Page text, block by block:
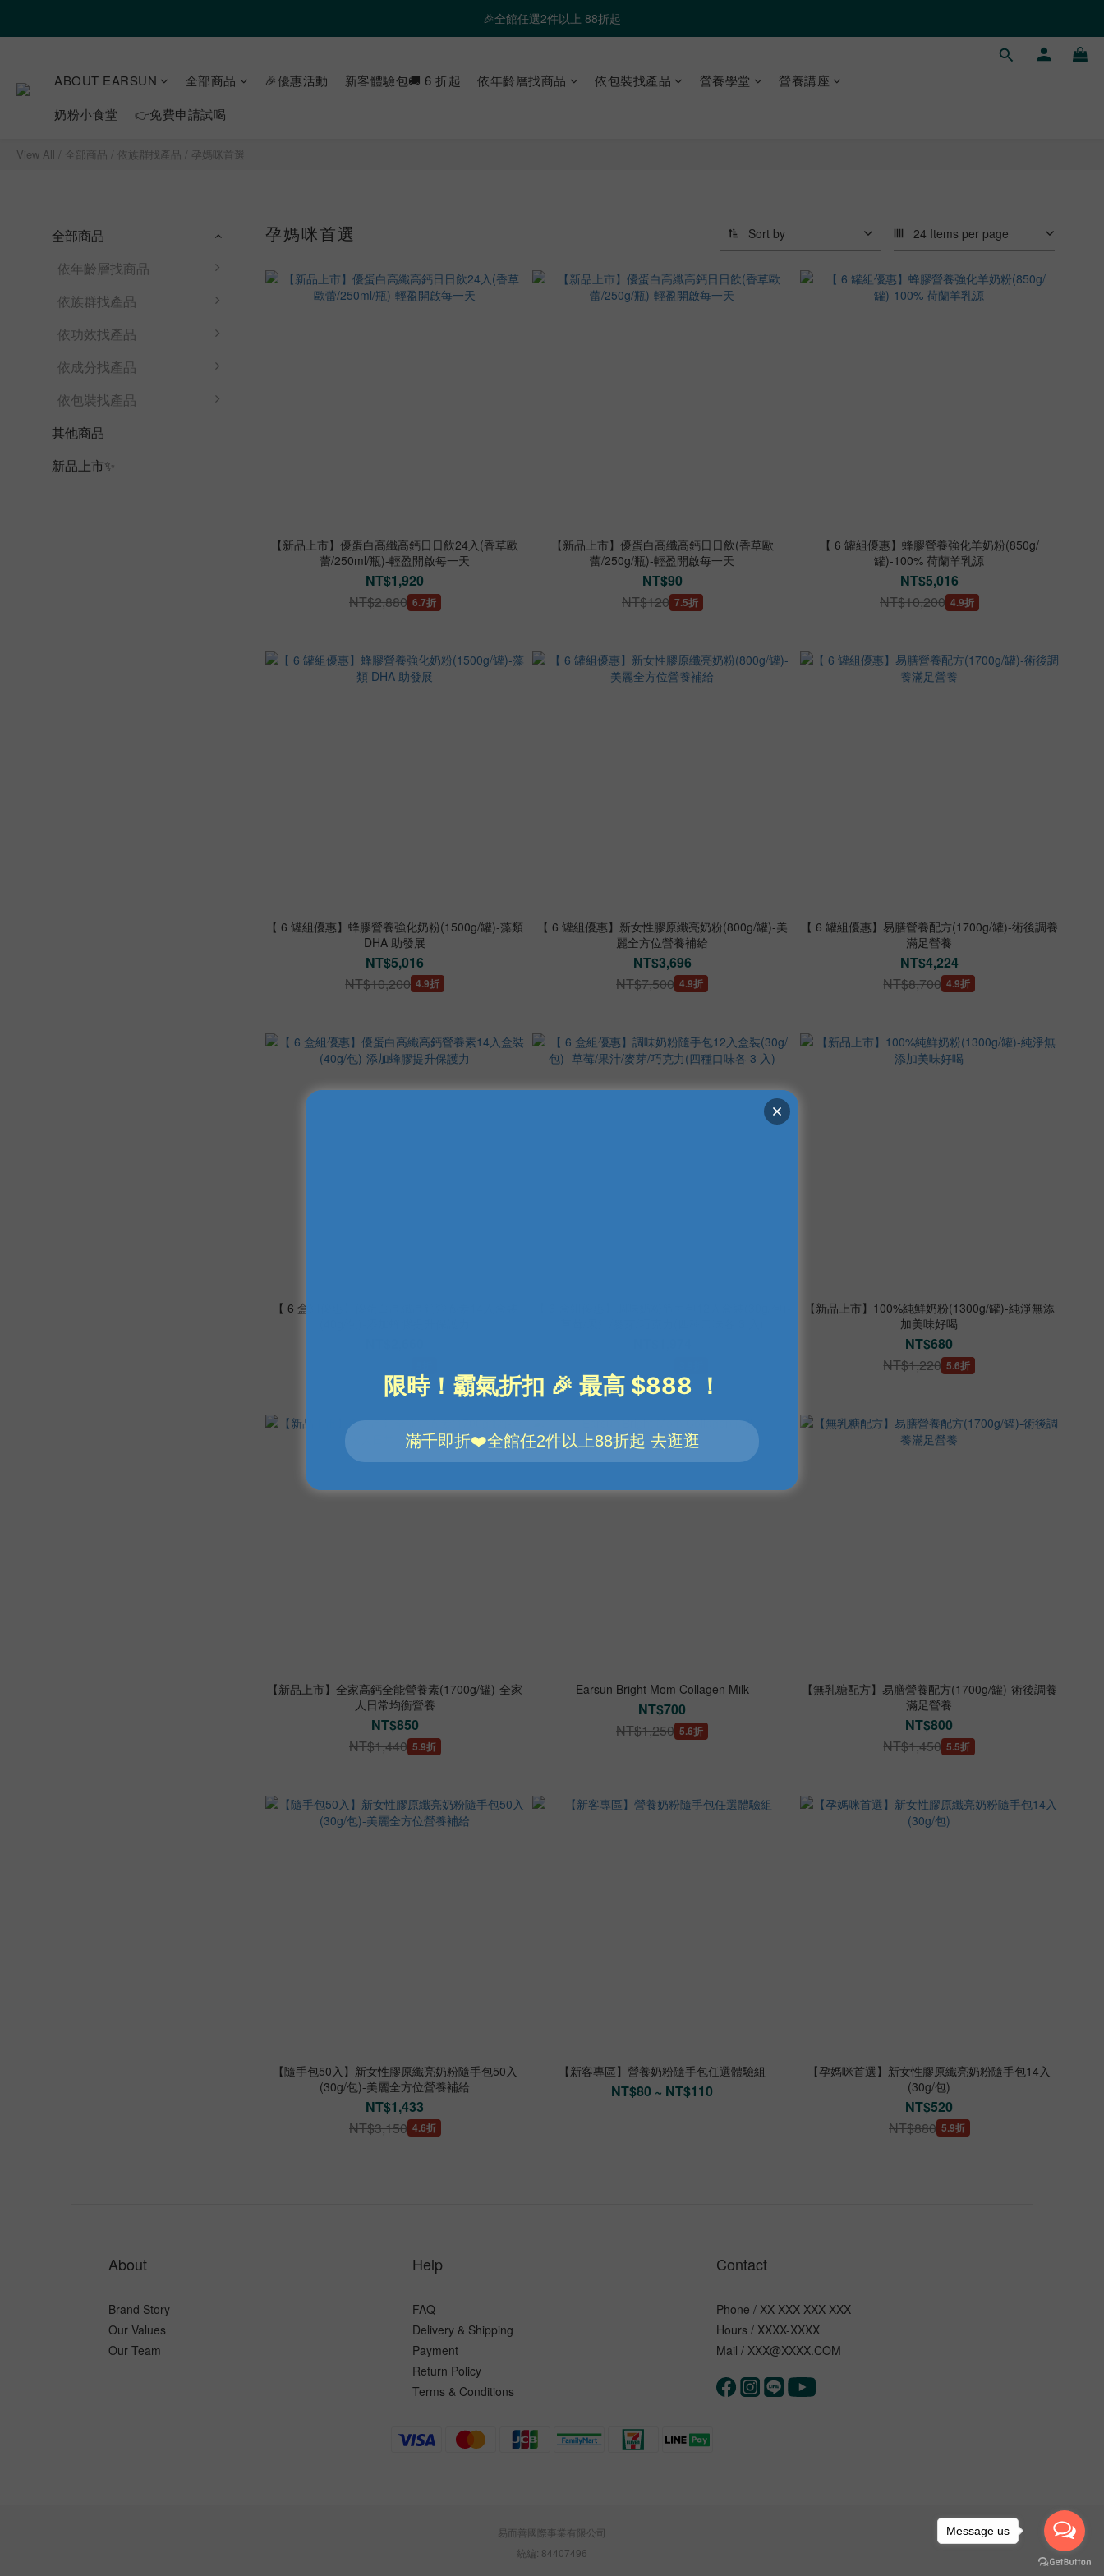
❤️ 霸氣優惠 滿額最高折888 👉去逛逛
🎉全館任選2件以上 88折起
ABOUT EARSUN 全部商品 🎉優惠活動 新客體驗包🚚 6 折起 依年齡層找商品 依包裝找產品 營養學堂
營養講座
奶粉小食堂
👉免費申請試喝
View All 全部商品 依族群找產品 孕媽咪首選
全部商品
依年齡層找商品
依族群找產品
依功效找產品
依成分找產品
依包裝找產品
其他商品
新品上市✨
孕媽咪首選 Sort by 24 Items per page
【新品上市】優蛋白高纖高鈣日日飲24入(香草歐
蕾/250ml/瓶)-輕盈開啟每一天
NT$1,920
NT$2,880 6.7折
【新品上市】優蛋白高纖高鈣日日飲(香草歐
蕾/250g/瓶)-輕盈開啟每一天
NT$90
NT$120 7.5折
【 6 罐組優惠】蜂膠營養強化羊奶粉(850g/
罐)-100% 荷蘭羊乳源
NT$5,016
NT$10,200 4.9折
【 6 罐組優惠】蜂膠營養強化奶粉(1500g/罐)-藻類
DHA 助發展
NT$5,016
NT$10,200 4.9折
【 6 罐組優惠】新女性膠原纖亮奶粉(800g/罐)-美
麗全方位營養補給
NT$3,696
NT$7,500 4.9折
【 6 罐組優惠】易膳營養配方(1700g/罐)-術後調養
滿足營養
NT$4,224
NT$8,700 4.9折
【 6 盒組優惠】優蛋白高纖高鈣營養素14入盒裝
【新品上市】100%純鮮奶粉(1300g/罐)-純淨無添
加美味好喝
NT$680
NT$1,220 5.6折
【新品上市】全家高鈣全能營養素(1700g/罐)-全家
人日常均衡營養
NT$850
NT$1,440 5.9折
Earsun Bright Mom Collagen Milk
NT$700
NT$1,250 5.6折
【無乳糖配方】易膳營養配方(1700g/罐)-術後調養
滿足營養
NT$800
NT$1,450 5.5折
【隨手包50入】新女性膠原纖亮奶粉隨手包50入
(30g/包)-美麗全方位營養補給
NT$1,433
NT$3,150 4.6折
【新客專區】營養奶粉隨手包任選體驗組
NT$80 ~ NT$110
【孕媽咪首選】新女性膠原纖亮奶粉隨手包14入
(30g/包)
NT$520
NT$880 5.9折
About
Brand Story
Our Values
Our Team
Help
FAQ
Delivery & Shipping
Payment
Return Policy
Terms & Conditions
Contact
Phone / XX-XXX-XXX-XXX
Hours / XXXX-XXXX
Mail / XXX@XXXX.COM
易而善國際事業有限公司
統編: 84407496
Message us